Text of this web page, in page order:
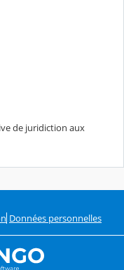
de juridiction aux
Données personnelles